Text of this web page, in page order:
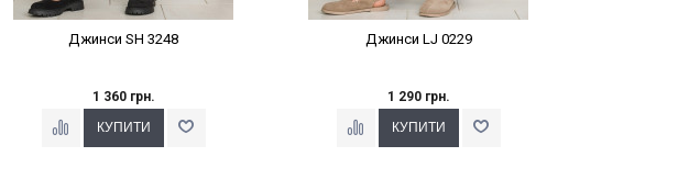
Джинси SH 3248
1 360 грн.
Джинси LJ 0229
1 290 грн.